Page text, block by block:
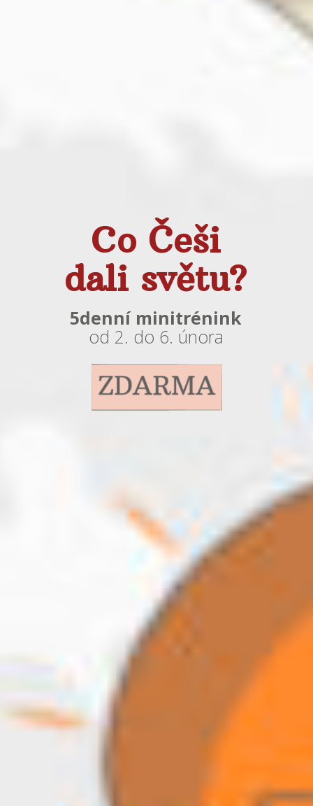
Co Češi
dali světu?
5denní minitrénink
od 2. do 6. února